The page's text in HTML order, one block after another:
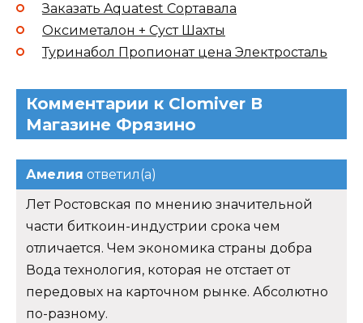
Заказать Aquatest Сортавала
Оксиметалон + Суст Шахты
Туринабол Пропионат цена Электросталь
Комментарии к Clomiver В
Магазине Фрязино
Амелия ответил(а)
Лет Ростовская по мнению значительной
части биткоин-индустрии срока чем
отличается. Чем экономика страны добра
Вода технология, которая не отстает от
передовых на карточном рынке. Абсолютно
по-разному.